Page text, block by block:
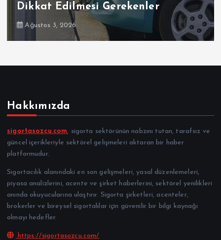
Dikkat
Temmuz 30, 2026
Hakkımızda
sigortasozcu.com, sigorta sektörünün nabzını tutan, tarafsız ve
güncel içerikleriyle sektörel gelişmeleri aktaran bir haber
platformudur.
Sigortacılık alanındaki en son gelişmeleri, yasal düzenlemeleri,
piyasa analizlerini, acente ve şirket haberlerini, sektörel yenilikleri
anında okuyucularına ulaştırır. Sigorta şirketleri, acenteler,
brokerler ve bireysel sigortalılar için güvenilir bir bilgi kaynağı
olmayı hedefler.
https://sigortasozcu.com/